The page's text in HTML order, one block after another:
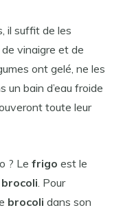
il suffit de les
vinaigre et de
ont gelé, ne les
bain d’eau froide
toute leur
? Le frigo est le
brocoli. Pour
brocoli dans son